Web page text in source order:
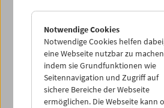
Notwendige Cookies
Notwendige Cookies helfen
eine Webseite nutzbar zu
indem sie Grundfunktionen wie
Seitennavigation und Zugriff auf
sichere Bereiche der Webseite
ermöglichen. Die Webseite kann